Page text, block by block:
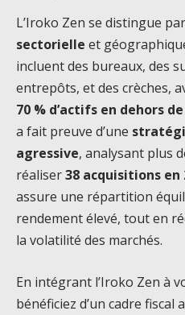
L’Iroko Zen se distingue
sectorielle et
incluent des bureaux, des
entrepôts, et des crèches,
70 % d’actifs en dehors de
a fait preuve d’une
agressive, analysant plus
réaliser38 acquisitions en
assure une répartition
rendement élevé, tout en
la volatilité des marchés.
En intégrant l’Iroko Zen à
bénéficiez d’un cadre